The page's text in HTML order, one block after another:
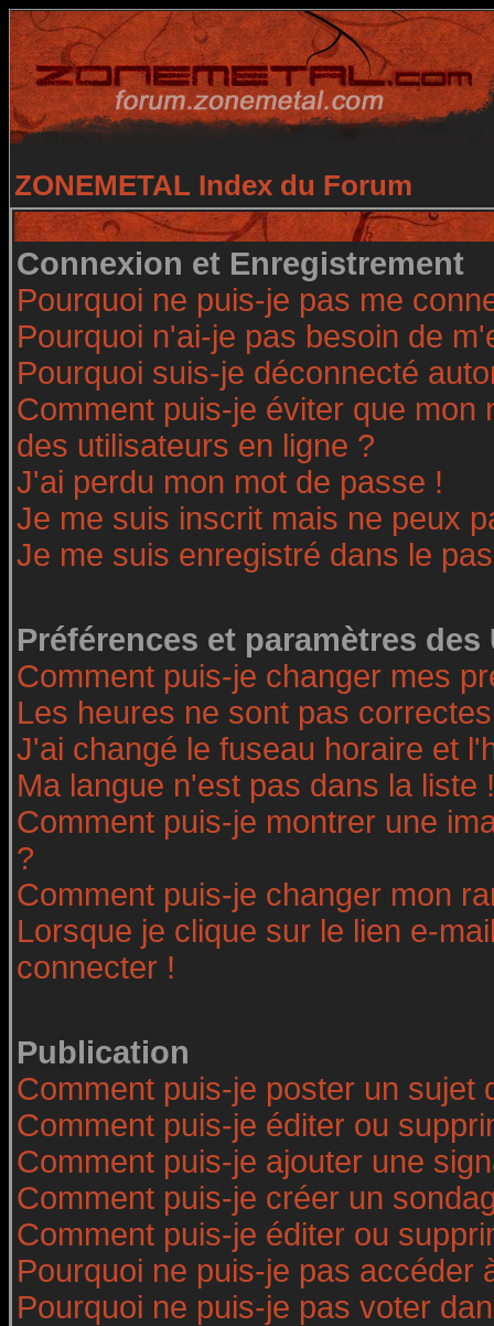
ZONEMETAL Index du Forum
Connexion et Enregistrement
Pourquoi ne puis-je pas me
Pourquoi n'ai-je pas besoin de
Pourquoi suis-je déconnecté
Comment puis-je éviter que
des utilisateurs en ligne ?
J'ai perdu mon mot de passe !
Je me suis inscrit mais ne peux
Je me suis enregistré dans le
Préférences et paramètres
Comment puis-je changer mes
Les heures ne sont pas
J'ai changé le fuseau horaire et
Ma langue n'est pas dans la liste !
Comment puis-je montrer une
?
Comment puis-je changer mon
Lorsque je clique sur le lien e-
connecter !
Publication
Comment puis-je poster un sujet
Comment puis-je éditer ou
Comment puis-je ajouter une
Comment puis-je créer un
Comment puis-je éditer ou
Pourquoi ne puis-je pas accéder
Pourquoi ne puis-je pas voter